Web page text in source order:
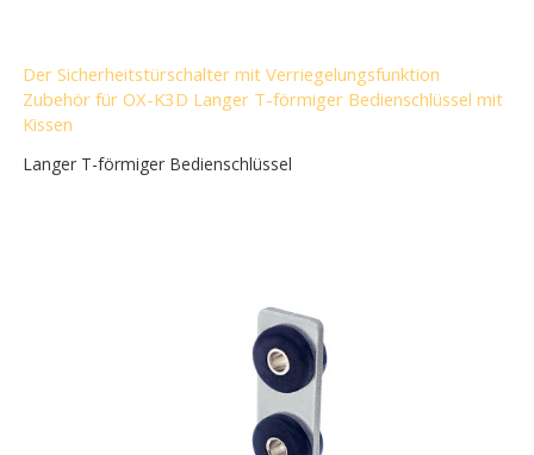
Der Sicherheitstürschalter mit Verriegelungsfunktion
Zubehör für OX-K3D Langer T-förmiger Bedienschlüssel mit
Kissen
Langer T-förmiger Bedienschlüssel